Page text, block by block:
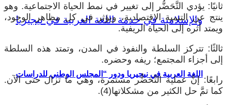
اللغة العربية في نيجيريا ودور “المجلس الوطني للدراسات
ثانيًا: يؤدي التَّحَضُّر إلى تغيير في نمط الحياة الاجتماعية. وهو
ينتج عن التنمية الاقتصادية، ويؤثر في كل مظاهر الوجود،
ويمتد أثره إلى الحياة الريفية.
ثالثًا: تتركز السلطة والنفوذ في المدن، وتمتد هذه السلطة
إلى أجزاء المجتمع؛ ريفه وحضره.
رابعًا: إنَّ عملية التَّحَضُّر مستمرة، وهي ما تزال حتى الآن.
كما تمَّ حل الكثير من مشكلاتها(4).